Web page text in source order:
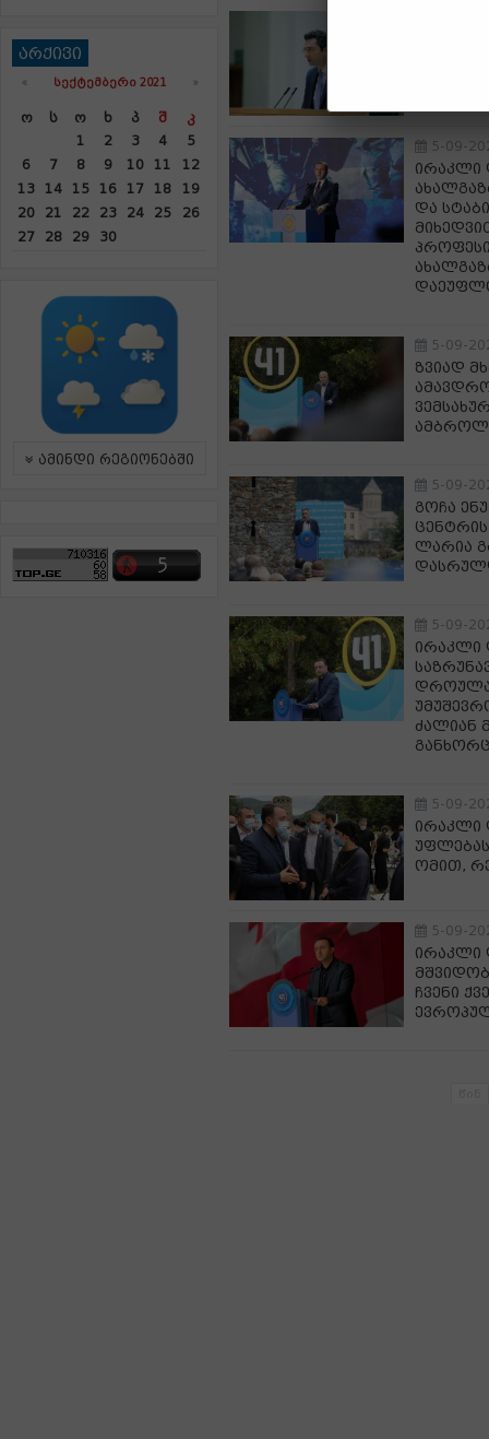
არქივი
« ᲡᲔᲥᲢᲔᲛᲑᲔᲠᲘ 2021 »
Ო Ს Ო Ხ Პ Შ
Კ
1
2 3 4
5
6
7 8 9 10 11
12
13
14 15 16 17 18
19
20
21 22 23 24 25
26
27
28 29 30
ამინდი რეგიონებში
5-09-
ირაკლი
და
5-09-
ზვიად
5-09-
გოჩა
ლარია
5-09-
ირაკლი
ძალიან
5-09-
ირაკლი
ომით,
5-09-
ირაკლი
ჩვენი